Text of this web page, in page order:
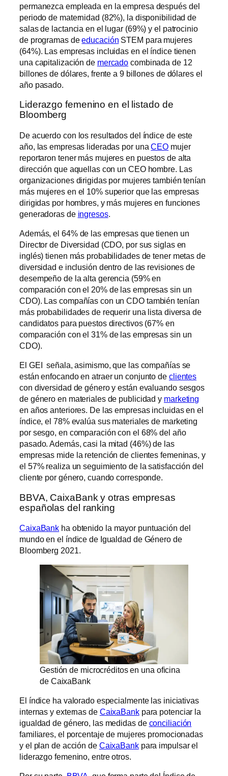
permanezca empleada en la empresa después del
periodo de maternidad (82%), la disponibilidad de
salas de lactancia en el lugar (69%) y el patrocinio
de programas deeducación STEM para mujeres
(64%). Las empresas incluidas en el índice tienen
una capitalización de mercado combinada de 12
billones de dólares, frente a 9 billones de dólares el
año pasado.
Liderazgo femenino en el listado de
Bloomberg
De acuerdo con los resultados del índice de este
año, las empresas lideradas por unaCEO mujer
reportaron tener más mujeres en puestos de alta
dirección que aquellas con un CEO hombre. Las
organizaciones dirigidas por mujeres también tenían
más mujeres en el 10% superior que las empresas
dirigidas por hombres, y más mujeres en funciones
generadoras de ingresos.
Además, el 64% de las empresas que tienen un
Director de Diversidad (CDO, por sus siglas en
inglés) tienen más probabilidades de tener metas de
diversidad e inclusión dentro de las revisiones de
desempeño de la alta gerencia (59% en
comparación con el 20% de las empresas sin un
CDO). Las compañías con un CDO también tenían
más probabilidades de requerir una lista diversa de
candidatos para puestos directivos (67% en
comparación con el 31% de las empresas sin un
CDO).
El GEI señala, asimismo, que las compañías se
están enfocando en atraer un conjunto de clientes
con diversidad de género y están evaluando sesgos
de género en materiales de publicidad y marketing
en años anteriores. De las empresas incluidas en el
índice, el 78% evalúa sus materiales de marketing
por sesgo, en comparación con el 68% del año
pasado. Además, casi la mitad (46%) de las
empresas mide la retención de clientes femeninas, y
el 57% realiza un seguimiento de la satisfacción del
cliente por género, cuando corresponde.
BBVA, CaixaBank y otras empresas
españolas del ranking
CaixaBank ha obtenido la mayor puntuación del
mundo en el índice de Igualdad de Género de
Bloomberg 2021.
Gestión de microcréditos en una oficina
de CaixaBank
El índice ha valorado especialmente las iniciativas
internas y externas de CaixaBankpara potenciar la
igualdad de género, las medidas de conciliación
familiares, el porcentaje de mujeres promocionadas
y el plan de acción de CaixaBankpara impulsar el
liderazgo femenino, entre otros.